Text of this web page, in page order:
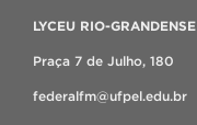
LYCEU RIO-GRANDENSE
Praça 7 de Julho, 180
federalfm@ufpel.edu.br